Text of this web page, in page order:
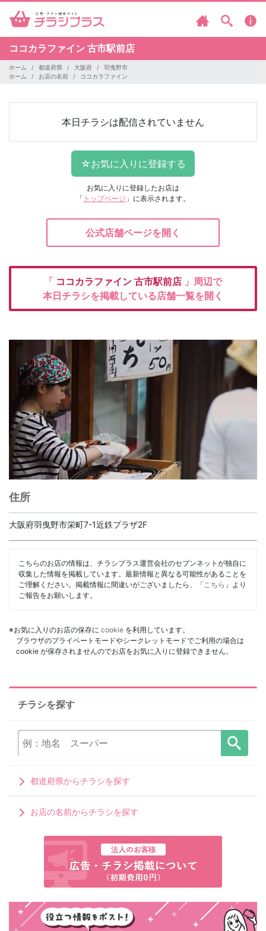
ココカラファイン 古市駅前店
ホーム 都道府県 大阪府
羽曳野市
ホーム
お店の名前 ココカラファイン
本日チラシは配信されていません
お気に入りに登録したお店は
「 トップページ 」に表示されます。
公式店舗ページを開く
「 ココカラファイン 古市駅前店 」周辺で
本日チラシを掲載している店舗一覧を開く
住所
大阪府羽曳野市栄町7-1近鉄プラザ2F
こちらのお店の情報は、チラシプラス運営会社のセブンネットが独自に
収集した情報を掲載しています。最新情報と異なる可能性があることを
ご理解ください。掲載情報に間違いがございましたら、「 こちら 」より
ご報告をお願いします。
※お気に入りのお店の保存に cookie を利用しています。
ブラウザのプライベートモードやシークレットモードでご利用の場合は
cookie が保存されませんのでお店をお気に入りに登録できません。
チラシを探す
都道府県からチラシを探す
お店の名前からチラシを探す